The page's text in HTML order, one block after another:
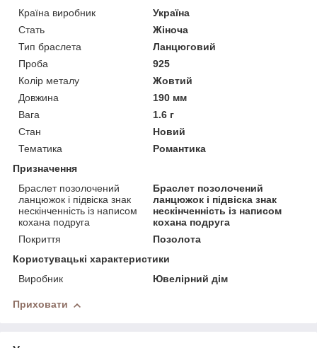
Країна виробник
Україна
Стать
Жіноча
Тип браслета
Ланцюговий
Проба
925
Колір металу
Жовтий
Довжина
190 мм
Вага
1.6 г
Стан
Новий
Тематика
Романтика
Призначення
Браслет позолочений
ланцюжок і підвіска знак
нескінченність із написом
кохана подруга
Браслет позолочений
ланцюжок і підвіска знак
нескінченність із написом
кохана подруга
Покриття
Позолота
Користувацькi характеристики
Виробник
Ювелірний дім
Приховати